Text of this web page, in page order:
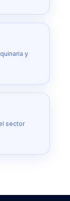
y
sector